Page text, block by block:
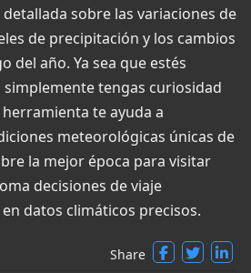
sobre las variaciones de
de precipitación y los cambios
del año. Ya sea que estés
tengas curiosidad
te ayuda a
meteorológicas únicas de
la mejor época para visitar
decisiones de viaje
datos climáticos precisos.
Share